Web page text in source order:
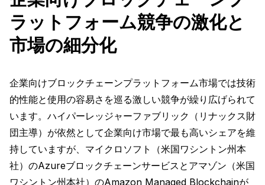
ラットフォーム競争の激化と
市場の細分化
企業向けブロックチェーンプラットフォーム市場では技術
的性能と使用の容易さを巡る激しい競争が繰り広げられて
います。ハイパーレッジャーファブリック（リナックス財
団主導）が依然として企業向け市場で最も高いシェアを維
持していますが、マイクロソフト（米国ワシントン州本
社）のAzureブロックチェーンサービスとアマゾン（米国
ワシントン州本社）のAmazon Managed Blockchainが